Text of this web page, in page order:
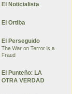
El Noticialista
El Ortiba
El Perseguido
The War on Terror is a
Fraud
El Punteño: LA
OTRA VERDAD